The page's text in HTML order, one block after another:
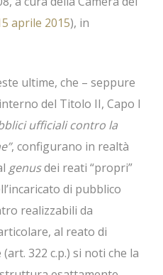
aprile 2015), in
ultime, che – seppure
del Titolo II, Capo I
ufficiali contro la
, configurano in realtà
genusdei reati “propri”
di pubblico
realizzabili da
al reato di
322 c.p.) si noti che la